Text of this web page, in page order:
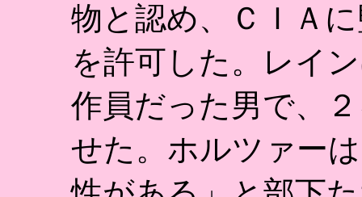
物と認め、ＣＩＡ
を許可した。レイ
作員だった男で、
せた。ホルツァー